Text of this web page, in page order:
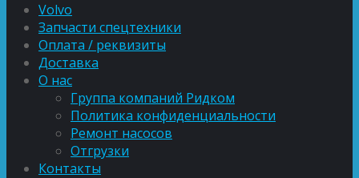
Volvo
Запчасти спецтехники
Оплата / реквизиты
Доставка
О нас
Группа компаний Ридком
Политика конфиденциальности
Ремонт насосов
Отгрузки
Контакты